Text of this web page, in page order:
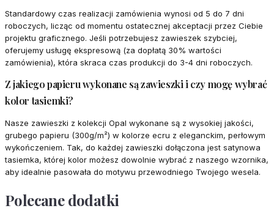
Standardowy czas realizacji zamówienia wynosi od 5 do 7 dni
roboczych, licząc od momentu ostatecznej akceptacji przez Ciebie
projektu graficznego. Jeśli potrzebujesz zawieszek szybciej,
oferujemy usługę ekspresową (za dopłatą 30% wartości
zamówienia), która skraca czas produkcji do 3-4 dni roboczych.
Z jakiego papieru wykonane są zawieszki i czy mogę wybrać
kolor tasiemki?
Nasze zawieszki z kolekcji Opal wykonane są z wysokiej jakości,
grubego papieru (300g/m²) w kolorze ecru z eleganckim, perłowym
wykończeniem. Tak, do każdej zawieszki dołączona jest satynowa
tasiemka, której kolor możesz dowolnie wybrać z naszego wzornika,
aby idealnie pasowała do motywu przewodniego Twojego wesela.
Polecane dodatki